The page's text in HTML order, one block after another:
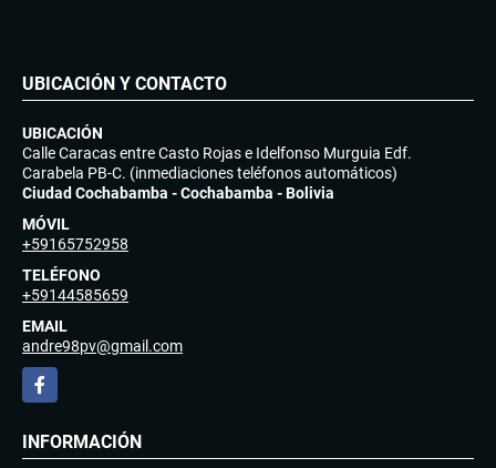
UBICACIÓN Y CONTACTO
UBICACIÓN
Calle Caracas entre Casto Rojas e Idelfonso Murguia Edf.
Carabela PB-C. (inmediaciones teléfonos automáticos)
Ciudad Cochabamba - Cochabamba - Bolivia
MÓVIL
+59165752958
TELÉFONO
+59144585659
EMAIL
andre98pv@gmail.com
Facebook
INFORMACIÓN